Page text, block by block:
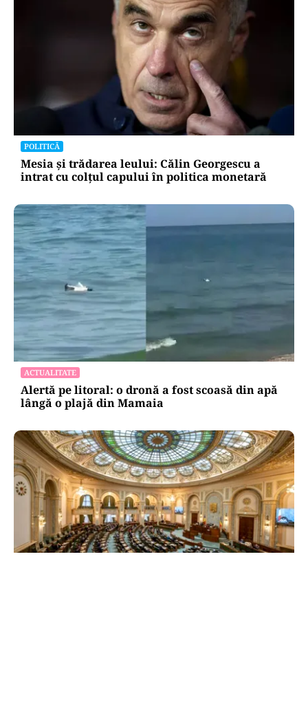
POLITICĂ
Mesia și trădarea leului: Călin Georgescu a
intrat cu colțul capului în politica monetară
ACTUALITATE
Alertă pe litoral: o dronă a fost scoasă din apă
lângă o plajă din Mamaia